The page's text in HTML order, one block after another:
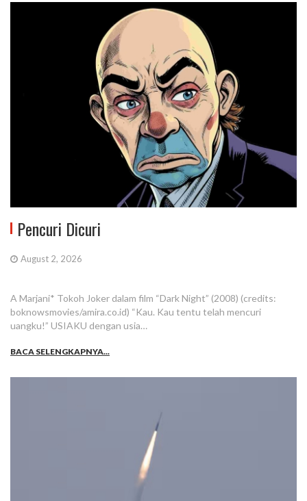
Pencuri Dicuri
August 2, 2026
A Marjani* Tokoh Joker dalam film “Dark Night” (2008) (credits:
boknowsmovies/amira.co.id) “Kau. Kau tentu telah mencuri
uangku!” USIAKU dengan usia…
BACA SELENGKAPNYA...